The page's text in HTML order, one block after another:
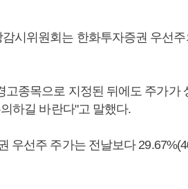
시위원회는 한화투자증권 우선
고종목으로 지정된 뒤에도 주가가
하길 바란다"고 말했다.
우선주 주가는 전날보다